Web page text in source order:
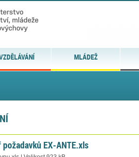
MLÁDEŽ
EX-ANTE.xls